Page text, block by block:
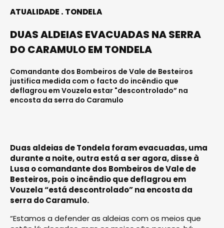
ATUALIDADE TONDELA
DUAS ALDEIAS EVACUADAS NA SERRA
DO CARAMULO EM TONDELA
Comandante dos Bombeiros de Vale de Besteiros
justifica medida com o facto do incêndio que
deflagrou em Vouzela estar "descontrolado” na
encosta da serra do Caramulo
Duas aldeias de Tondela foram evacuadas, uma
durante a noite, outra está a ser agora, disse à
Lusa o comandante dos Bombeiros de Vale de
Besteiros, pois o incêndio que deflagrou em
Vouzela “está descontrolado” na encosta da
serra do Caramulo.
“Estamos a defender as aldeias com os meios que